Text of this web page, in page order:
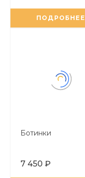
ПОДРОБНЕЕ
Ботинки
7 450 ₽